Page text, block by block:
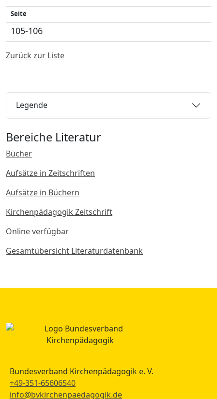
Seite
105-106
Zurück zur Liste
Legende
Bereiche Literatur
Bücher
Aufsätze in Zeitschriften
Aufsätze in Büchern
Kirchenpädagogik Zeitschrift
Online verfügbar
Gesamtübersicht Literaturdatenbank
Bundesverband Kirchenpädagogik e. V.
+49-351-65606540
info@bvkirchenpaedagogik.de